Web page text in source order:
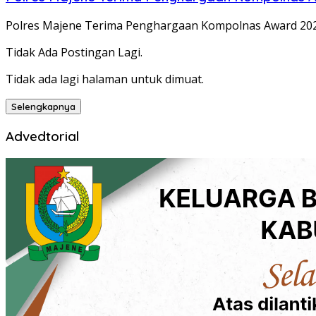
Polres Majene Terima Penghargaan Kompolnas Award
Tidak Ada Postingan Lagi.
Tidak ada lagi halaman untuk dimuat.
Selengkapnya
Advedtorial